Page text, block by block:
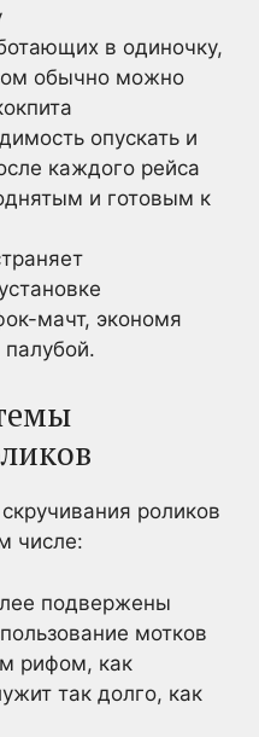
в одиночку,
обычно можно
опускать и
каждого рейса
и готовым к
мачт, экономя
палубой.
роликов
числе:
подвержены
мотков
рифом, как
так долго, как